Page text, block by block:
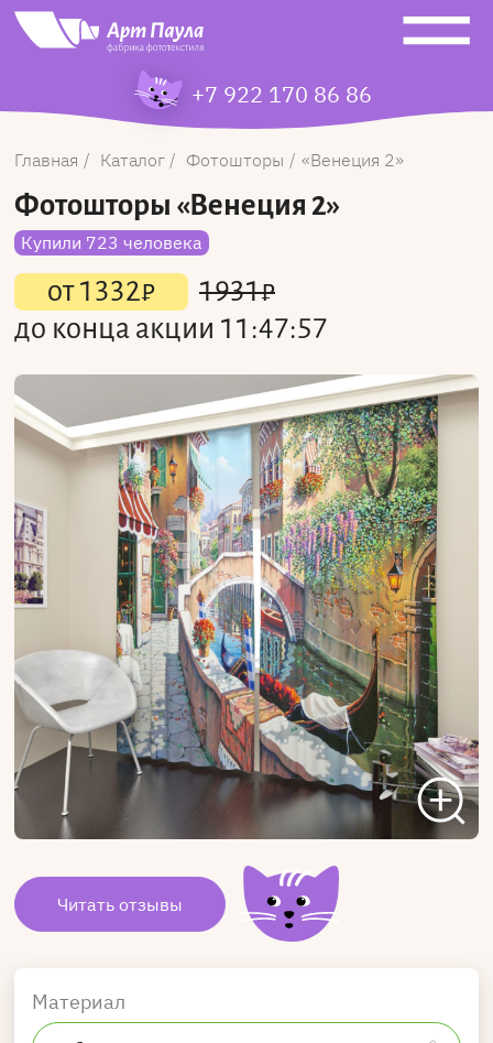
+7 922 170 86 86
Главная Каталог Фотошторы Венеция 2
Фотошторы «Венеция 2»
Купили 723 человека
от1332₽ 1931₽
до конца акции 11:47:56
Читать отзывы
Материал